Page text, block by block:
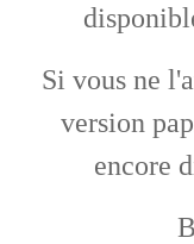
Si vous ne
version
encore